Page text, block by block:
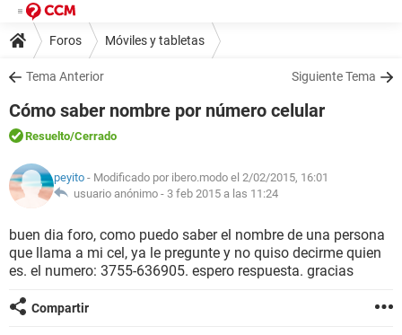
Foros Móviles y tabletas
Tema Anterior Siguiente Tema
Cómo saber nombre por número celular
Resuelto/Cerrado
peyito - Modificado por ibero.modo el 2/02/2015, 16:01
usuario anónimo - 3 feb 2015 a las 11:24
buen dia foro, como puedo saber el nombre de una persona
que llama a mi cel, ya le pregunte y no quiso decirme quien
es. el numero: 3755-636905. espero respuesta. gracias
Compartir